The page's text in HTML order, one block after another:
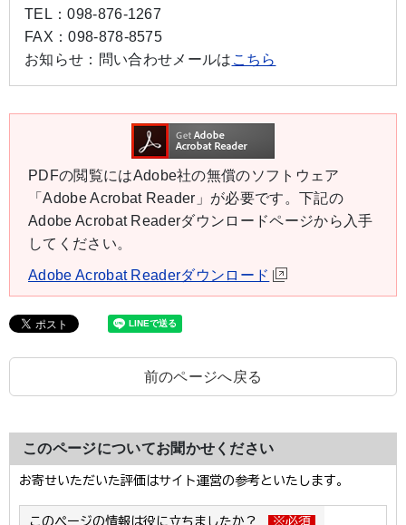
TEL：098-876-1267
FAX：098-878-8575
お知らせ： 問い合わせメールは こちら
PDFの閲覧にはAdobe社の無償のソフトウェア
「Adobe Acrobat Reader」が必要です。下記の
Adobe Acrobat Readerダウンロードページから入手
してください。
Adobe Acrobat Readerダウンロード
前のページへ戻る
このページについてお聞かせください